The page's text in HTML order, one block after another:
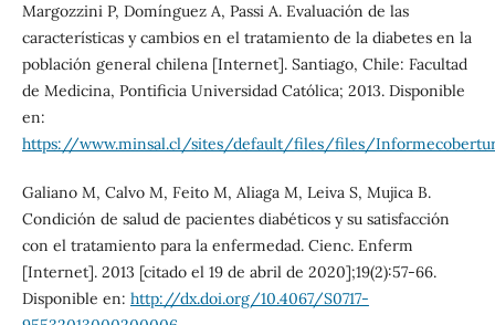
Margozzini P, Domínguez A, Passi A. Evaluación de las
características y cambios en el tratamiento de la diabetes en la
población general chilena [Internet]. Santiago, Chile: Facultad
de Medicina, Pontificia Universidad Católica; 2013. Disponible
en:
https://www.minsal.cl/sites/default/files/files/
Galiano M, Calvo M, Feito M, Aliaga M, Leiva S, Mujica B.
Condición de salud de pacientes diabéticos y su satisfacción
con el tratamiento para la enfermedad. Cienc. Enferm
[Internet]. 2013 [citado el 19 de abril de 2020];19(2):57-66.
Disponible en: http://dx.doi.org/10.4067/S0717-